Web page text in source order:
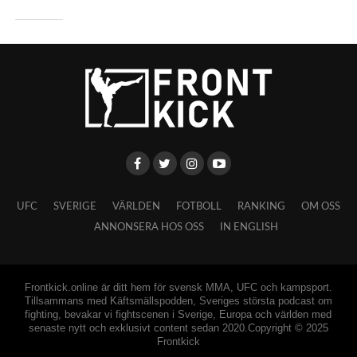
UFC SVERIGE VÄRLDEN FOTBOLL RANKING OM OSS
ANNONSERA HOS OSS IN ENGLISH
Frontkick.online är ditt hem för svensk MMA, UFC och kampsport.
Tillsammans med Käftsmällspodden, Sveriges största podcast om
fighting, bevakar vi fightscenen i Sverige, Europa och världen med
senaste nytt och exklusivt content sedan 2020.Copyright © 2025
Frontkick